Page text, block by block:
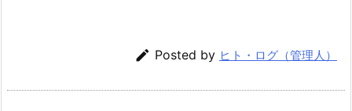
 Posted by ヒト・ログ（管理人）